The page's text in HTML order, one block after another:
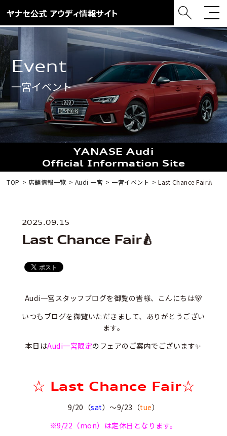
event
一宮イベント
YANASE Audi
Official Information Site
TOP 店舗情報一覧 Audi 一宮 一宮イベント Last Chance Fair🍐
2025.09.15
Last Chance Fair🍐
Audi一宮スタッフブログを御覧の皆様、こんにちは🐻
いつもブログを御覧いただきまして、ありがとうござい
ます。
本日はAudi一宮限定の フェアのご案内でございます✨
☆ Last Chance Fair☆
9/20（sat）～9/23（tue）
※9/22（mon）は定休日となります。